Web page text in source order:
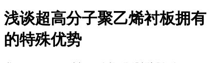
浅谈超高分子聚乙烯衬板拥有
的特殊优势